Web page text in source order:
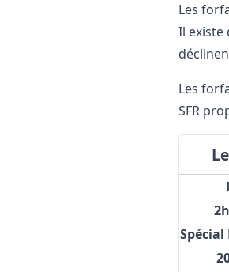
Les
Il existe
Les
SFR
Spécial